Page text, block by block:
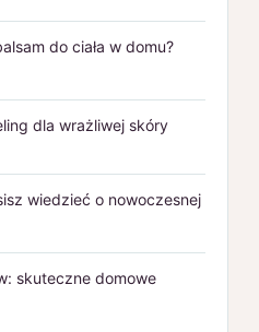
do ciała w domu?
dla wrażliwej skóry
wiedzieć o nowoczesnej
skuteczne domowe